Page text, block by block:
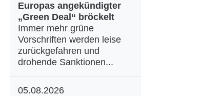
Europas angekündigter
„Green Deal“ bröckelt
Immer mehr grüne
Vorschriften werden leise
zurückgefahren und
drohende Sanktionen...
05.08.2026